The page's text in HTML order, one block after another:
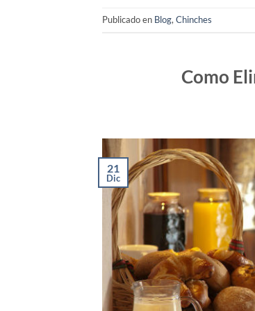
Publicado en Blog, Chinches
Como
21
Dic